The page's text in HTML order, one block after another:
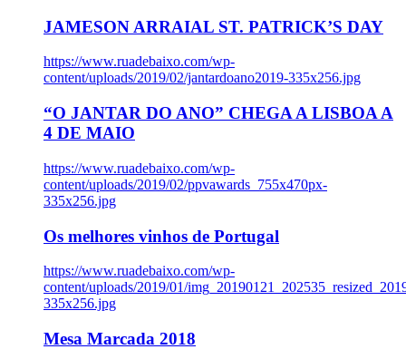
JAMESON ARRAIAL ST. PATRICK’S DAY
https://www.ruadebaixo.com/wp-
content/uploads/2019/02/jantardoano2019-335x256.jpg
“O JANTAR DO ANO” CHEGA A LISBOA A
4 DE MAIO
https://www.ruadebaixo.com/wp-
content/uploads/2019/02/ppvawards_755x470px-
335x256.jpg
Os melhores vinhos de Portugal
https://www.ruadebaixo.com/wp-
content/uploads/2019/01/
335x256.jpg
Mesa Marcada 2018